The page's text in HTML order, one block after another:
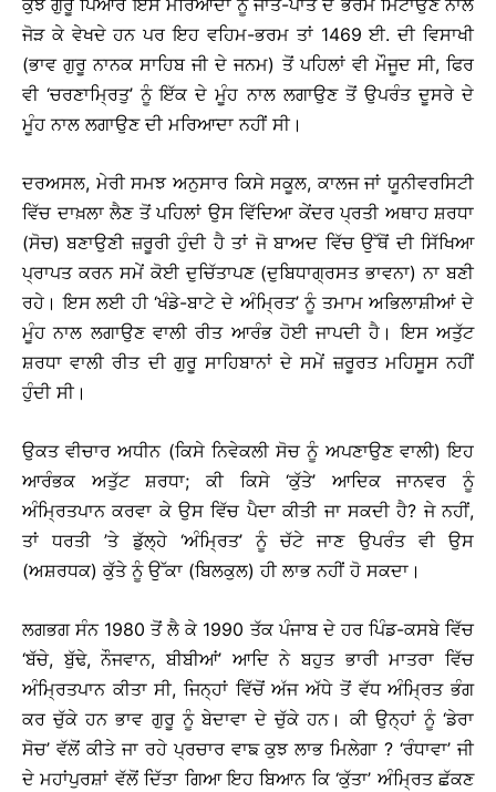
ਕੁਝ ਗੁਰੂ ਪਿਆਰੇ ਇਸ ਮਰਿਆਦਾ ਨੂੰ ਜਾਤ-ਪਾਤ ਦੇ ਭਰਮ ਮਿਟਾਉਣ ਨਾਲ
ਜੋੜ ਕੇ ਵੇਖਦੇ ਹਨ ਪਰ ਇਹ ਵਹਿਮ-ਭਰਮ ਤਾਂ 1469 ਈ. ਦੀ ਵਿਸਾਖੀ
(ਭਾਵ ਗੁਰੂ ਨਾਨਕ ਸਾਹਿਬ ਜੀ ਦੇ ਜਨਮ) ਤੋਂ ਪਹਿਲਾਂ ਵੀ ਮੌਜੂਦ ਸੀ, ਫਿਰ
ਵੀ ‘ਚਰਣਾਮ੍ਰਿਤੁ’ ਨੂੰ ਇੱਕ ਦੇ ਮੂੰਹ ਨਾਲ ਲਗਾਉਣ ਤੋਂ ਉਪਰੰਤ ਦੂਸਰੇ ਦੇ
ਮੂੰਹ ਨਾਲ ਲਗਾਉਣ ਦੀ ਮਰਿਆਦਾ ਨਹੀਂ ਸੀ।
ਦਰਅਸਲ, ਮੇਰੀ ਸਮਝ ਅਨੁਸਾਰ ਕਿਸੇ ਸਕੂਲ, ਕਾਲਜ ਜਾਂ ਯੂਨੀਵਰਸਿਟੀ
ਵਿੱਚ ਦਾਖ਼ਲਾ ਲੈਣ ਤੋਂ ਪਹਿਲਾਂ ਉਸ ਵਿੱਦਿਆ ਕੇਂਦਰ ਪ੍ਰਤੀ ਅਥਾਹ ਸ਼ਰਧਾ
(ਸੋਚ) ਬਣਾਉਣੀ ਜ਼ਰੂਰੀ ਹੁੰਦੀ ਹੈ ਤਾਂ ਜੋ ਬਾਅਦ ਵਿੱਚ ਉੱਥੋਂ ਦੀ ਸਿੱਖਿਆ
ਪ੍ਰਾਪਤ ਕਰਨ ਸਮੇਂ ਕੋਈ ਦੁਚਿੱਤਾਪਣ (ਦੁਬਿਧਾਗ੍ਰਸਤ ਭਾਵਨਾ) ਨਾ ਬਣੀ
ਰਹੇ। ਇਸ ਲਈ ਹੀ ‘ਖੰਡੇ-ਬਾਟੇ ਦੇ ਅੰਮ੍ਰਿਤ’ ਨੂੰ ਤਮਾਮ ਅਭਿਲਾਸ਼ੀਆਂ ਦੇ
ਮੂੰਹ ਨਾਲ ਲਗਾਉਣ ਵਾਲੀ ਰੀਤ ਆਰੰਭ ਹੋਈ ਜਾਪਦੀ ਹੈ। ਇਸ ਅਤੁੱਟ
ਸ਼ਰਧਾ ਵਾਲੀ ਰੀਤ ਦੀ ਗੁਰੂ ਸਾਹਿਬਾਨਾਂ ਦੇ ਸਮੇਂ ਜ਼ਰੂਰਤ ਮਹਿਸੂਸ ਨਹੀਂ
ਹੁੰਦੀ ਸੀ।
ਉਕਤ ਵੀਚਾਰ ਅਧੀਨ (ਕਿਸੇ ਨਿਵੇਕਲੀ ਸੋਚ ਨੂੰ ਅਪਣਾਉਣ ਵਾਲੀ) ਇਹ
ਆਰੰਭਕ ਅਤੁੱਟ ਸ਼ਰਧਾ; ਕੀ ਕਿਸੇ ‘ਕੁੱਤੇ’ ਆਦਿਕ ਜਾਨਵਰ ਨੂੰ
ਅੰਮ੍ਰਿਤਪਾਨ ਕਰਵਾ ਕੇ ਉਸ ਵਿੱਚ ਪੈਦਾ ਕੀਤੀ ਜਾ ਸਕਦੀ ਹੈ? ਜੇ ਨਹੀਂ,
ਤਾਂ ਧਰਤੀ ’ਤੇ ਡੁੱਲ੍ਹੇ ‘ਅੰਮ੍ਰਿਤ’ ਨੂੰ ਚੱਟੇ ਜਾਣ ਉਪਰੰਤ ਵੀ ਉਸ
(ਅਸ਼ਰਧਕ) ਕੁੱਤੇ ਨੂੰ ਉੱਕਾ (ਬਿਲਕੁਲ) ਹੀ ਲਾਭ ਨਹੀਂ ਹੋ ਸਕਦਾ।
ਲਗਭਗ ਸੰਨ 1980 ਤੋਂ ਲੈ ਕੇ 1990 ਤੱਕ ਪੰਜਾਬ ਦੇ ਹਰ ਪਿੰਡ-ਕਸਬੇ ਵਿੱਚ
‘ਬੱਚੇ, ਬੁੱਢੇ, ਨੌਜਵਾਨ, ਬੀਬੀਆਂ’ ਆਦਿ ਨੇ ਬਹੁਤ ਭਾਰੀ ਮਾਤਰਾ ਵਿੱਚ
ਅੰਮ੍ਰਿਤਪਾਨ ਕੀਤਾ ਸੀ, ਜਿਨ੍ਹਾਂ ਵਿੱਚੋਂ ਅੱਜ ਅੱਧੇ ਤੋਂ ਵੱਧ ਅੰਮ੍ਰਿਤ ਭੰਗ
ਕਰ ਚੁੱਕੇ ਹਨ ਭਾਵ ਗੁਰੂ ਨੂੰ ਬੇਦਾਵਾ ਦੇ ਚੁੱਕੇ ਹਨ। ਕੀ ਉਨ੍ਹਾਂ ਨੂੰ ‘ਡੇਰਾ
ਸੋਚ’ ਵੱਲੋਂ ਕੀਤੇ ਜਾ ਰਹੇ ਪ੍ਰਚਾਰ ਵਾਙ ਕੁਝ ਲਾਭ ਮਿਲੇਗਾ ? ‘ਰੰਧਾਵਾ’ ਜੀ
ਦੇ ਮਹਾਂਪੁਰਸ਼ਾਂ ਵੱਲੋਂ ਦਿੱਤਾ ਗਿਆ ਇਹ ਬਿਆਨ ਕਿ ‘ਕੁੱਤਾ’ ਅੰਮ੍ਰਿਤ ਛੱਕਣ